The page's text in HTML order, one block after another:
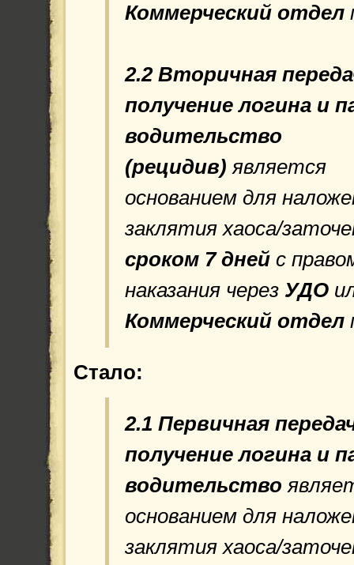
Коммерческий отдел
2.2 Вторичная
получение логина и
водительство
(рецидив) является
основанием для
заклятия хаоса/
сроком 7 дней с
наказания через УДО
Коммерческий отдел
Стало:
2.1 Первичная
получение логина и
водительство
основанием для
заклятия хаоса/